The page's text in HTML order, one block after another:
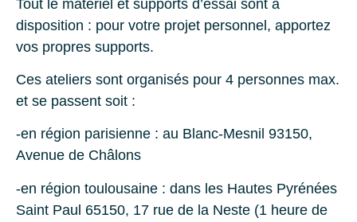
Tout le matériel et supports d’essai sont à
disposition : pour votre projet personnel, apportez
vos propres supports.
Ces ateliers sont organisés pour 4 personnes max.
et se passent soit :
-en région parisienne : au Blanc-Mesnil 93150,
Avenue de Châlons
-en région toulousaine : dans les Hautes Pyrénées
Saint Paul 65150, 17 rue de la Neste (1 heure de